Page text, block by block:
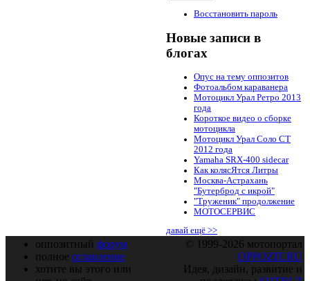
Восстановить пароль
Новые записи в
блогах
Опус на тему оппозитов
Фотоальбом караванера
Мотоцикл Урал Ретро 2013
года
Короткое видео о сборке
мотоцикла
Мотоцикл Урал Соло СТ
2012 года
Yamaha SRX-400 sidecar
Как колясЯтся Литры
Москва-Астрахань
"Бутерброд с икрой"
"Труженик" продолжение
МОТОСЕРВИС
давай ещё >>
оппозитный форум
полное оглавление
хотите вы этого или
© 1999-2026 мотопортал
OPPOZIT.RU
Идея, дизайн, развитие и